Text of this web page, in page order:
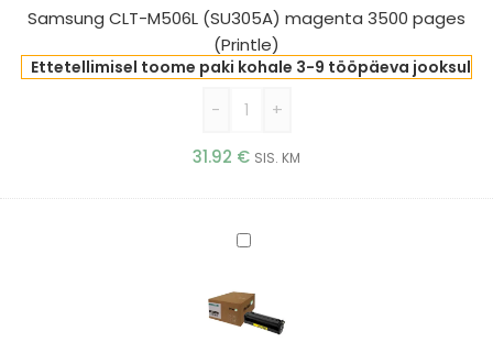
3500
pages
(Printle)
Samsung CLT-M506L (SU305A) magenta 3500 pages
(Printle)
Ettetellimisel toome paki kohale 3-9 tööpäeva jooksul
- +
31.92 € SIS. KM
Samsung
Y506L
(SU515A)